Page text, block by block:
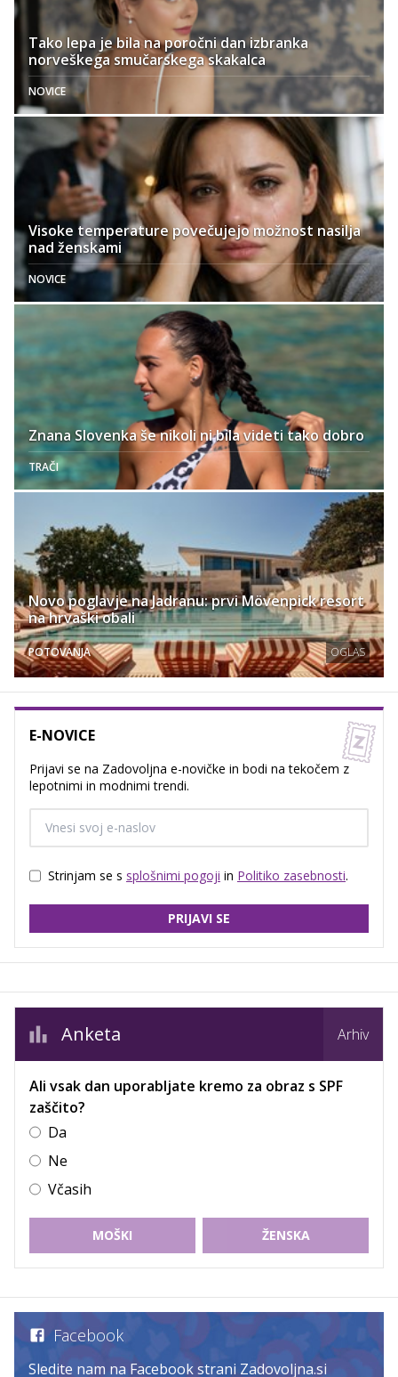
Tako lepa je bila na poročni dan izbranka
norveškega smučarskega skakalca
NOVICE
Visoke temperature povečujejo možnost nasilja
nad ženskami
NOVICE
Znana Slovenka še nikoli ni bila videti tako dobro
TRAČI
Novo poglavje na Jadranu: prvi Mövenpick resort
na hrvaški obali
POTOVANJA OGLAS
E-NOVICE
Prijavi se na Zadovoljna e-novičke in bodi na tekočem z
lepotnimi in modnimi trendi.
Strinjam se s splošnimi pogoji in Politiko zasebnosti.
PRIJAVI SE
Anketa Arhiv
Ali vsak dan uporabljate kremo za obraz s SPF
zaščito?
Da
Ne
Včasih
MOŠKI ŽENSKA
Facebook
Sledite nam na Facebook strani Zadovoljna.si